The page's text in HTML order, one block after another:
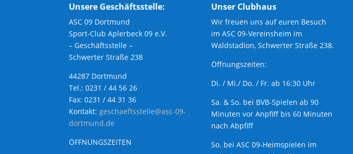
Unsere Geschäftsstelle:
ASC 09 Dortmund
Sport-Club Aplerbeck 09 e.V.
– Geschäftsstelle –
Schwerter Straße 238
44287 Dortmund
Tel.: 0231 / 44 56 26
Fax: 0231 / 44 31 36
Kontakt: geschaeftsstelle@asc-09-
dortmund.de
ÖFFNUNGSZEITEN
Unser Clubhaus
Wir freuen uns auf euren Besuch
im ASC 09-Vereinsheim im
Waldstadion, Schwerter Straße 238.
Öffnungszeiten:
Di. / Mi./ Do. / Fr. ab 16:30 Uhr
Sa. & So. bei BVB-Spielen ab 90
Minuten vor Anpfiff bis 60 Minuten
nach Abpfiff
So. bei ASC 09-Heimspielen im